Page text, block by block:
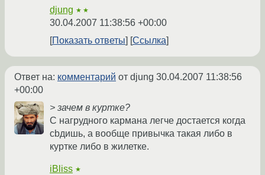
djung ★★
30.04.2007 11:38:56 +00:00
Показать ответы
Ссылка
Ответ на: комментарий от djung 30.04.2007 11:38:56
+00:00
> зачем в куртке?
С нагрудного кармана легче достается когда
сbдишь, а вообще привычка такая либо в
куртке либо в жилетке.
iBliss ★